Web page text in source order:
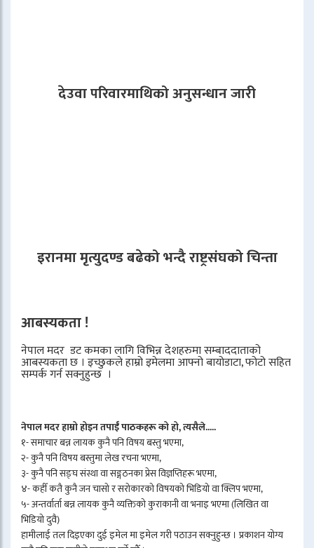
देउवा परिवारमाथिको अनुसन्धान जारी
इरानमा मृत्युदण्ड बढेको भन्दै राष्ट्रसंघको चिन्ता
आबस्यकता !
नेपाल मदर डट कमका लागि विभिन्न देशहरुमा सम्बाददाताको
आबस्यकता छ । इच्छुकले हाम्रो इमेलमा आफ्नो बायोडाटा, फोटो सहित
सम्पर्क गर्न सक्नुहुन्छ ।
नेपाल मदर हाम्रो होइन तपाईँ पाठकहरू को हो, त्यसैले.....
१- समाचार बन्न लायक कुनै पनि विषय बस्तु भएमा,
२- कुनै पनि विषय बस्तुमा लेख रचना भएमा,
३- कुनै पनि सङ्घ संस्था वा सङ्गठनका प्रेस विज्ञप्तिहरू भएमा,
४- कहीँ कतै कुनै जन चासो र सरोकारको विषयको भिडियो वा क्लिप भएमा,
५- अन्तर्वार्ता बन्न लायक कुनै व्यक्तिको कुराकानी वा भनाइ भएमा (लिखित वा
भिडियो दुवै)
हामीलाई तल दिइएका दुई इमेल मा इमेल गरी पठाउन सक्नुहुन्छ । प्रकाशन योग्य